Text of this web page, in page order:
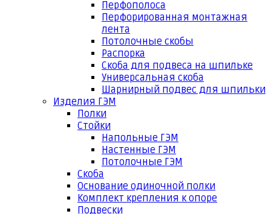
Перфополоса
Перфорированная монтажная
лента
Потолочные скобы
Распорка
Скоба для подвеса на шпильке
Универсальная скоба
Шарнирный подвес для шпильки
Изделия ГЭМ
Полки
Стойки
Напольные ГЭМ
Настенные ГЭМ
Потолочные ГЭМ
Скоба
Основание одиночной полки
Комплект крепления к опоре
Подвески